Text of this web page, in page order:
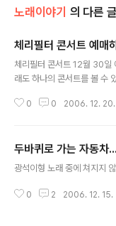
노래이야기 의 다른 글
체리필터 콘서트 예매
체리필터 콘서트 12월 30일
래도 하나의 콘서트를 볼 수
다행이다. 할일가는 비밀!!!
0 0 2006. 12. 20.
두바퀴로 가는 자동차...
광석이형 노래 중에 쳐지지
0 2 2006. 12. 15.